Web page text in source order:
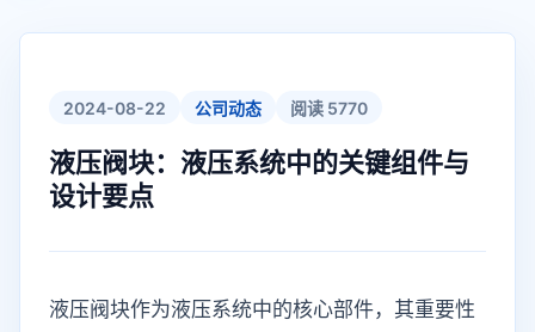
2024-08-22 公司动态 阅读 5770
液压阀块：液压系统中的关键组件与
设计要点
液压阀块作为液压系统中的核心部件，其重要性